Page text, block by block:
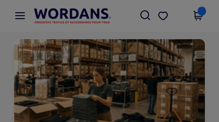
× Appli Wordans
Meilleurs prix sur l’app !
Obtenir l'appli